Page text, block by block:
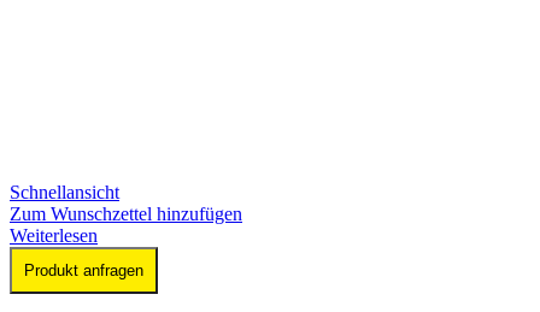
Schnellansicht
Zum Wunschzettel hinzufügen
Weiterlesen
Produkt anfragen